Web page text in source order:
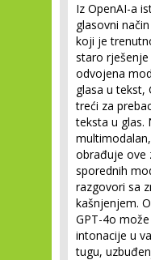
Iz OpenAI-a
glasovni
koji je
staro
odvojena
glasa u tekst,
treći za
teksta u glas.
obrađuje ove
sporednih
razgovori sa
kašnjenjem.
GPT-4o
intonacije u
tugu,